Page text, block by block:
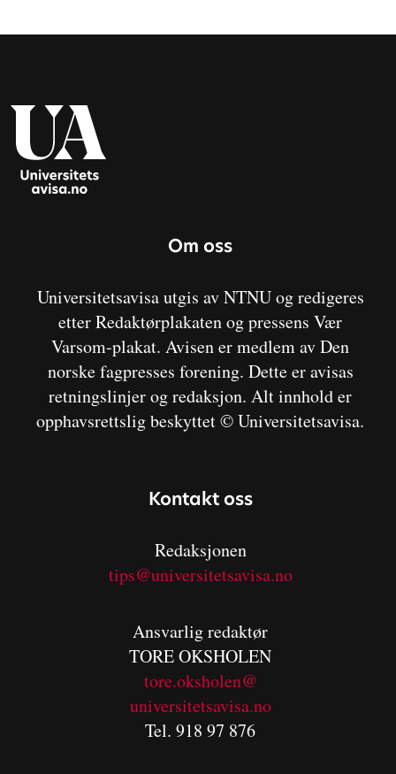
Om oss
Universitetsavisa utgis av NTNU og redigeres
etter Redaktørplakaten og pressens Vær
Varsom-plakat. Avisen er medlem av Den
norske fagpresses forening. Dette er avisas
retningslinjer og redaksjon. Alt innhold er
opphavsrettslig beskyttet © Universitetsavisa.
Kontakt oss
Redaksjonen
tips@universitetsavisa.no
Ansvarlig redaktør
TORE OKSHOLEN
tore.oksholen@
universitetsavisa.no
Tel. 918 97 876